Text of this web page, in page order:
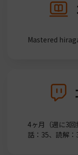
Mastered
4ヶ月（週に3
話：35、読解：